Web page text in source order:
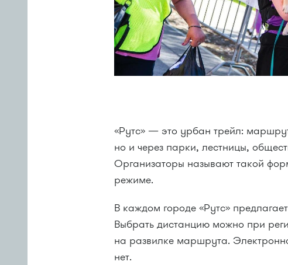
«Рутс» — это урбан трейл:
но и через парки, лестницы,
Организаторы называют такой
режиме.
В каждом городе «Рутс»
Выбрать дистанцию можно при
на развилке маршрута.
нет.